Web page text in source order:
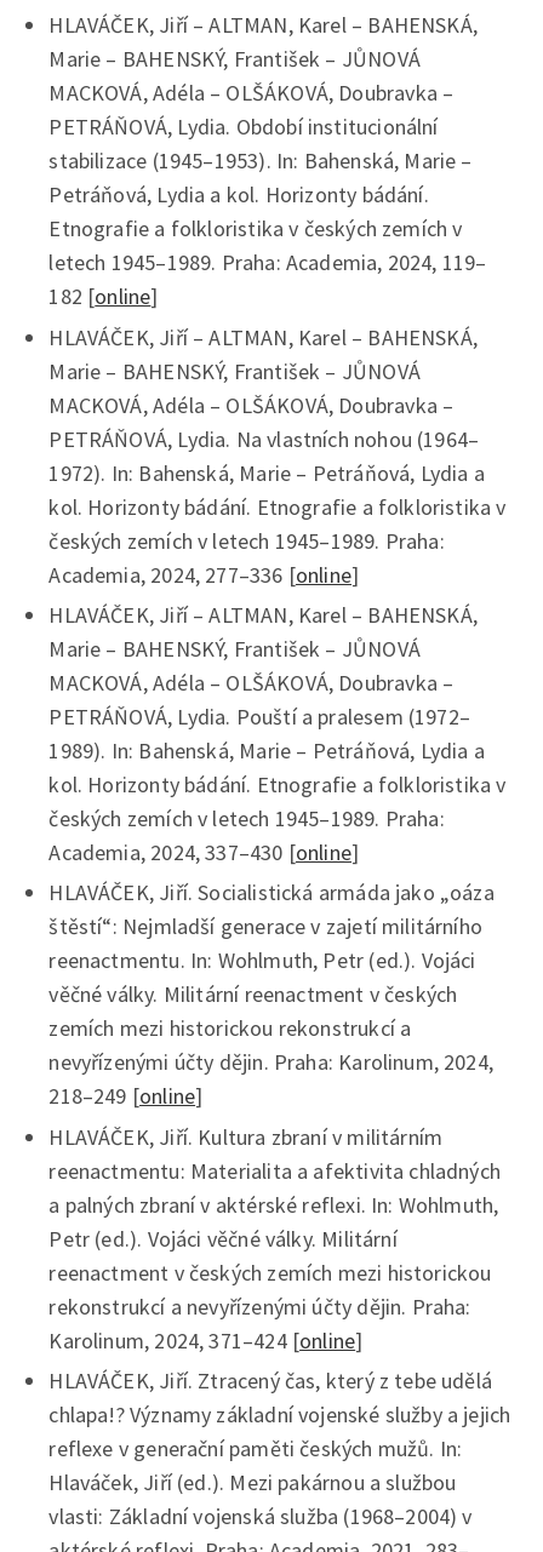
HLAVÁČEK, Jiří – ALTMAN, Karel – BAHENSKÁ,
Marie – BAHENSKÝ, František – JŮNOVÁ
MACKOVÁ, Adéla – OLŠÁKOVÁ, Doubravka –
PETRÁŇOVÁ, Lydia. Období institucionální
stabilizace (1945–1953). In: Bahenská, Marie –
Petráňová, Lydia a kol. Horizonty bádání.
Etnografie a folkloristika v českých zemích v
letech 1945–1989. Praha: Academia, 2024, 119–
182 [online]
HLAVÁČEK, Jiří – ALTMAN, Karel – BAHENSKÁ,
Marie – BAHENSKÝ, František – JŮNOVÁ
MACKOVÁ, Adéla – OLŠÁKOVÁ, Doubravka –
PETRÁŇOVÁ, Lydia. Na vlastních nohou (1964–
1972). In: Bahenská, Marie – Petráňová, Lydia a
kol. Horizonty bádání. Etnografie a folkloristika v
českých zemích v letech 1945–1989. Praha:
Academia, 2024, 277–336 [online]
HLAVÁČEK, Jiří – ALTMAN, Karel – BAHENSKÁ,
Marie – BAHENSKÝ, František – JŮNOVÁ
MACKOVÁ, Adéla – OLŠÁKOVÁ, Doubravka –
PETRÁŇOVÁ, Lydia. Pouští a pralesem (1972–
1989). In: Bahenská, Marie – Petráňová, Lydia a
kol. Horizonty bádání. Etnografie a folkloristika v
českých zemích v letech 1945–1989. Praha:
Academia, 2024, 337–430 [online]
HLAVÁČEK, Jiří. Socialistická armáda jako „oáza
štěstí“: Nejmladší generace v zajetí militárního
reenactmentu. In: Wohlmuth, Petr (ed.). Vojáci
věčné války. Militární reenactment v českých
zemích mezi historickou rekonstrukcí a
nevyřízenými účty dějin. Praha: Karolinum, 2024,
218–249 [online]
HLAVÁČEK, Jiří. Kultura zbraní v militárním
reenactmentu: Materialita a afektivita chladných
a palných zbraní v aktérské reflexi. In: Wohlmuth,
Petr (ed.). Vojáci věčné války. Militární
reenactment v českých zemích mezi historickou
rekonstrukcí a nevyřízenými účty dějin. Praha:
Karolinum, 2024, 371–424 [online]
HLAVÁČEK, Jiří. Ztracený čas, který z tebe udělá
chlapa!? Významy základní vojenské služby a jejich
reflexe v generační paměti českých mužů. In:
Hlaváček, Jiří (ed.). Mezi pakárnou a službou
vlasti: Základní vojenská služba (1968–2004) v